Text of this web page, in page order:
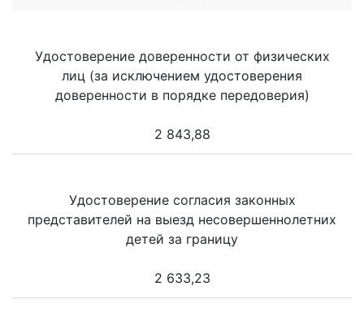
Удостоверение доверенности от физических
лиц (за исключением удостоверения
доверенности в порядке передоверия)
2 843,88
Удостоверение согласия законных
представителей на выезд несовершеннолетних
детей за границу
2 633,23